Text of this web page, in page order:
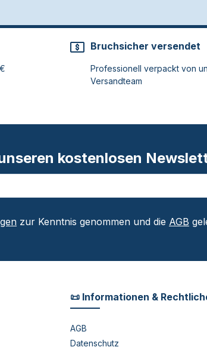
Bruchsicher versendet
Professionell verpackt von
Versandteam
kostenlosen
zur Kenntnis genommen und die AGB
📜 Informationen &
AGB
Datenschutz